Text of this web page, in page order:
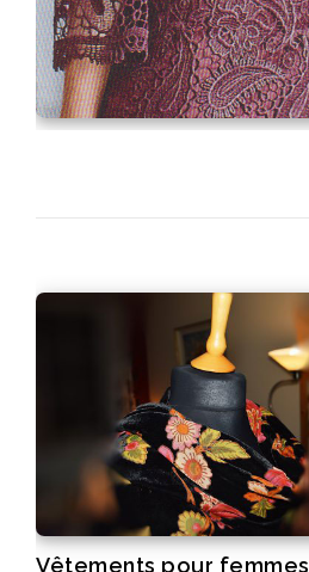
Vêtements pour femmes